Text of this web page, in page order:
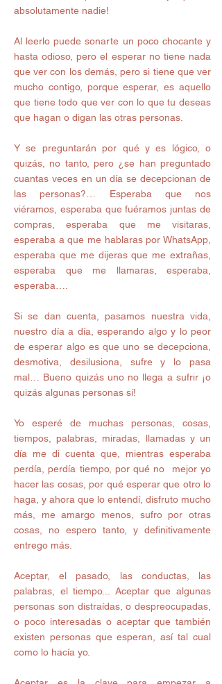
absolutamente nadie!
Al leerlo puede sonarte un poco chocante y
hasta odioso, pero el esperar no tiene nada
que ver con los demás, pero si tiene que ver
mucho contigo, porque esperar, es aquello
que tiene todo que ver con lo que tu deseas
que hagan o digan las otras personas.
Y se preguntarán por qué y es lógico, o
quizás, no tanto, pero ¿se han preguntado
cuantas veces en un día se decepcionan de
las personas?… Esperaba que nos
viéramos, esperaba que fuéramos juntas de
compras, esperaba que me visitaras,
esperaba a que me hablaras por WhatsApp,
esperaba que me dijeras que me extrañas,
esperaba que me llamaras, esperaba,
esperaba….
Si se dan cuenta, pasamos nuestra vida,
nuestro día a día, esperando algo y lo peor
de esperar algo es que uno se decepciona,
desmotiva, desilusiona, sufre y lo pasa
mal… Bueno quizás uno no llega a sufrir ¡o
quizás algunas personas sí!
Yo esperé de muchas personas, cosas,
tiempos, palabras, miradas, llamadas y un
día me di cuenta que, mientras esperaba
perdía, perdía tiempo, por qué no  mejor yo
hacer las cosas, por qué esperar que otro lo
haga, y ahora que lo entendí, disfruto mucho
más, me amargo menos, sufro por otras
cosas, no espero tanto, y definitivamente
entrego más.
Aceptar, el pasado, las conductas, las
palabras, el tiempo... Aceptar que algunas
personas son distraídas, o despreocupadas,
o poco interesadas o aceptar que también
existen personas que esperan, así tal cual
como lo hacía yo.